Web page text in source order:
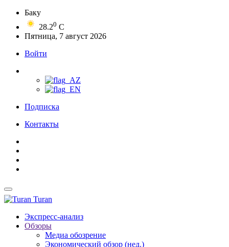
Баку
28.20 C
Пятница, 7 август 2026
Войти
Подписка
Контакты
Turan
Экспресс-анализ
Обзоры
Медиа обозрение
Экономический обзор (нед.)